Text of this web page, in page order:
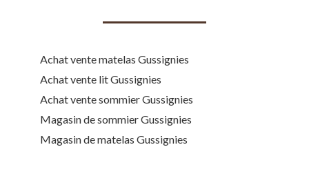
Achat vente matelas Gussignies
Achat vente lit Gussignies
Achat vente sommier Gussignies
Magasin de sommier Gussignies
Magasin de matelas Gussignies